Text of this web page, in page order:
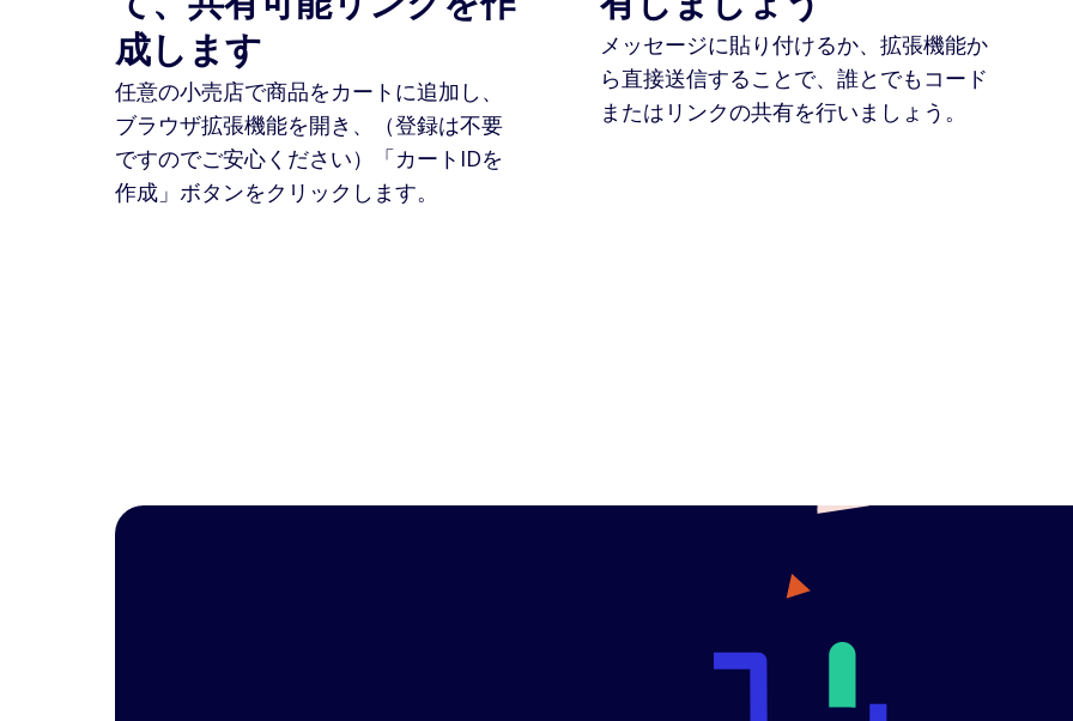
成します
任意の小売店で商品をカートに追加し、
ブラウザ拡張機能を開き、（登録は不要
ですのでご安心ください）「カートIDを
作成」ボタンをクリックします。
メッセージに貼り付けるか、拡張機能か
ら直接送信することで、誰とでもコード
またはリンクの共有を行いましょう。